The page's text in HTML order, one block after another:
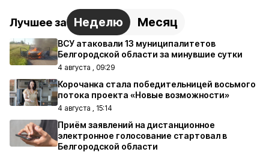
Лучшее за Неделю Месяц
ВСУ атаковали 13 муниципалитетов
Белгородской области за минувшие сутки
4 августа , 09:29
Корочанка стала победительницей восьмого
потока проекта «Новые возможности»
4 августа , 15:14
Приём заявлений на дистанционное
электронное голосование стартовал в
Белгородской области